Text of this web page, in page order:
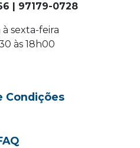
| 97179-0728
sexta-feira
às 18h00
Condições